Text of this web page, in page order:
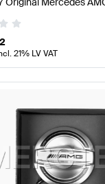
Motor
21% LV VAT